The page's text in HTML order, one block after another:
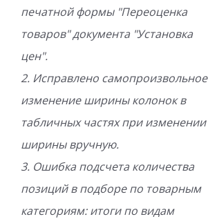
печатной формы "Переоценка
товаров" документа "Установка
цен".
2. Исправлено самопроизвольное
изменение ширины колонок в
табличных частях при изменении
ширины вручную.
3. Ошибка подсчета количества
позиций в подборе по товарным
категориям: итоги по видам